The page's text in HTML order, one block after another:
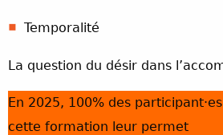
Temporalité
La question du désir dans
En 2025, 100% des
cette formation leur permet